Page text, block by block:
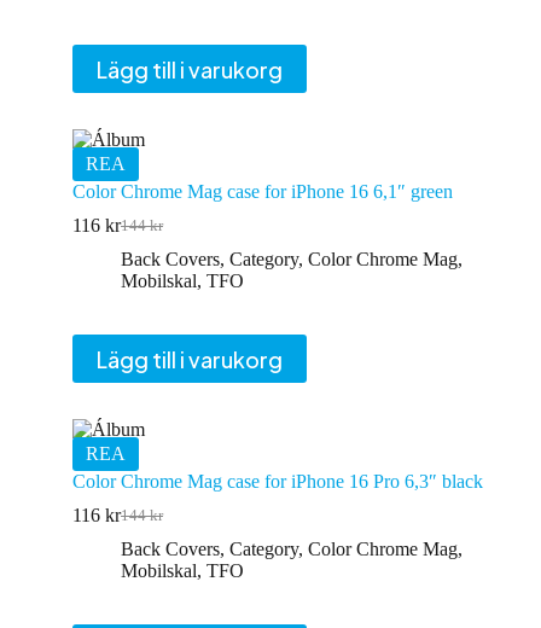
Lägg till i varukorg
REA
Color Chrome Mag case for iPhone 16 6,1″ green
144kr
Det
ursprungliga
priset
116 krDet
nuvarande
priset
Back Covers, Category, Color Chrome Mag,
Mobilskal, TFO
Lägg till i varukorg
REA
Color Chrome Mag case for iPhone 16 Pro 6,3″ black
144kr
Det
ursprungliga
priset
116 krDet
nuvarande
priset
Back Covers, Category, Color Chrome Mag,
Mobilskal, TFO